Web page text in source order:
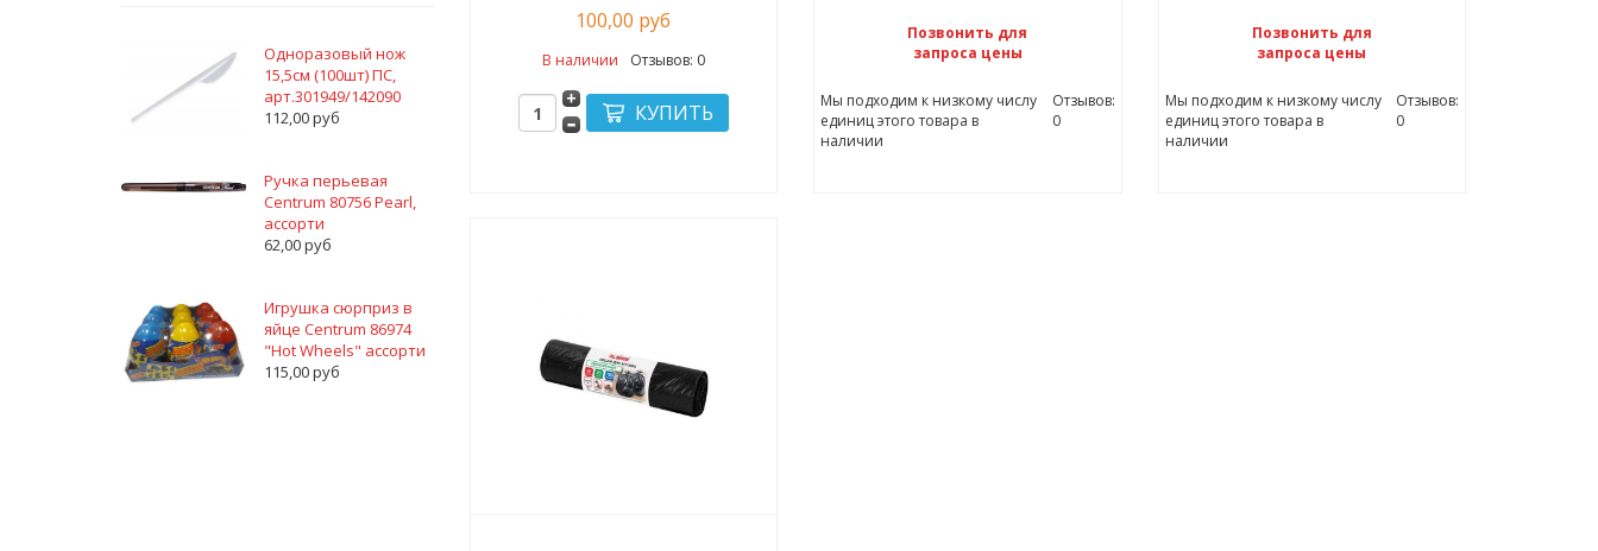
100,00 руб
В наличии Отзывов: 0
Позвонить для
запроса цены
Мы подходим к низкому числу
единиц этого товара в
наличии
Отзывов:
0
Позвонить для
запроса цены
Мы подходим к низкому числу
единиц этого товара в
наличии
Отзывов:
0
Одноразовый нож
15,5см (100шт) ПС,
арт.301949/142090
112,00 руб
Ручка перьевая
Centrum 80756 Pearl,
ассорти
62,00 руб
Игрушка сюрприз в
яйце Centrum 86974
"Hot Wheels" ассорти
115,00 руб